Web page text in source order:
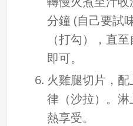
分鐘 (自己要試
（打勾），直
即可。
火雞腿切片，
律（沙拉）。
熱享受。